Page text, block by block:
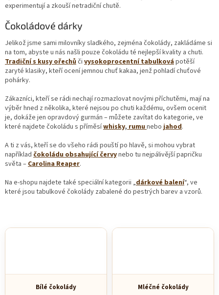
experimentují a zkouší netradiční chutě.
Čokoládové dárky
Jelikož jsme sami milovníky sladkého, zejména čokolády, zakládáme si
na tom, abyste u nás našli pouze čokoládu té nejlepší kvality a chuti.
Tradiční s kusy ořechůči vysokoprocentní tabulkovápotěší
zaryté klasiky, kteří ocení jemnou chuť kakaa, jenž pohladí chuťové
pohárky.
Zákazníci, kteří se rádi nechají rozmazlovat novými příchutěmi, mají na
výběr hned z několika, které nejsou po chuti každému, ovšem ocenit
je, dokáže jen opravdový gurmán – můžete zavítat do kategorie, ve
které najdete čokoládu s příměsíwhisky,rumunebo jahod.
A ti z vás, kteří se do všeho rádi pouští po hlavě, si mohou vybrat
například čokoládu obsahující červynebo tu nejpálivější papričku
světa –Carolina Reaper.
Na e-shopu najdete také speciální kategorii „dárkové balení“, ve
které jsou tabulkové čokolády zabalené do pestrých barev a vzorů.
Bílé čokolády Mléčné čokolády